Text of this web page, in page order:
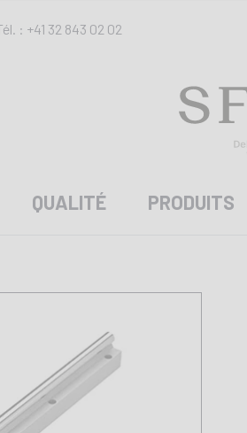
: +41 32 843 02 02
QUALITÉ PRODUITS